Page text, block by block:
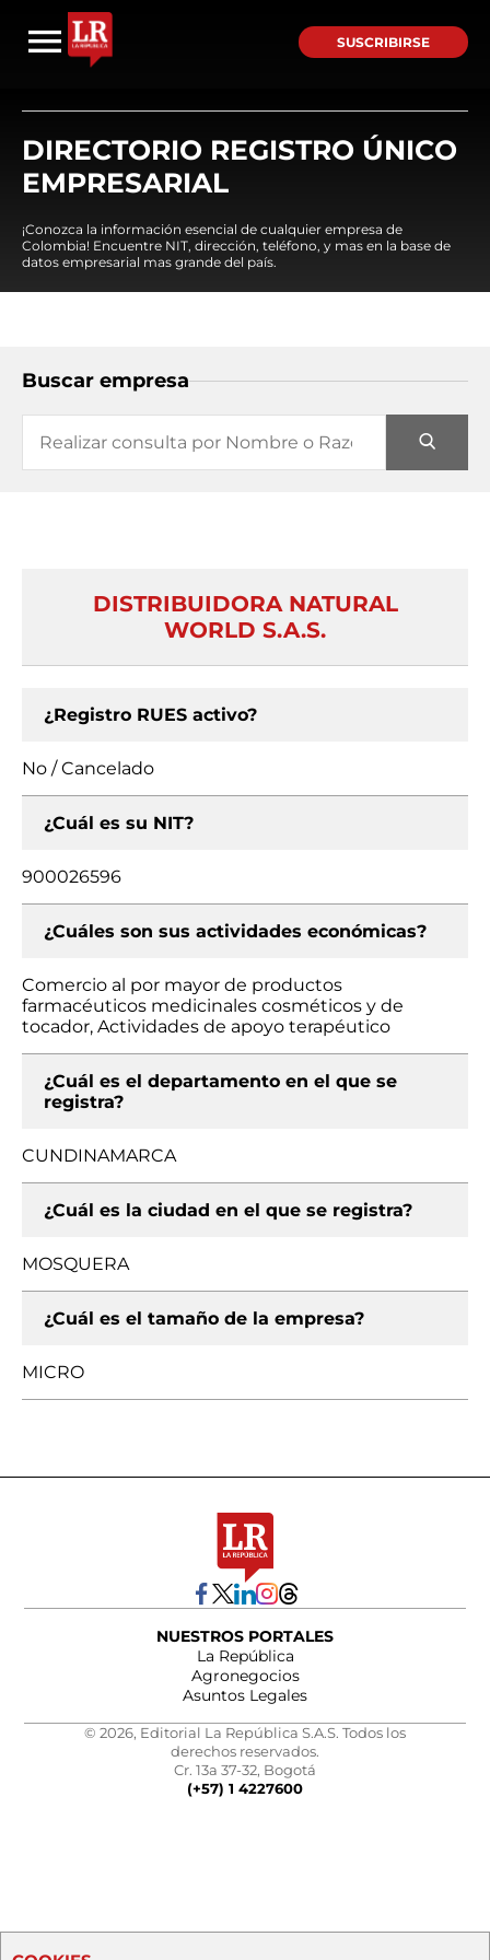
SUSCRIBIRSE
DIRECTORIO REGISTRO ÚNICO
EMPRESARIAL
¡Conozca la información esencial de cualquier empresa de
Colombia! Encuentre NIT, dirección, teléfono, y mas en la base de
datos empresarial mas grande del país.
Buscar empresa
DISTRIBUIDORA NATURAL
WORLD S.A.S.
¿Registro RUES activo?
No / Cancelado
¿Cuál es su NIT?
900026596
¿Cuáles son sus actividades económicas?
Comercio al por mayor de productos
farmacéuticos medicinales cosméticos y de
tocador, Actividades de apoyo terapéutico
¿Cuál es el departamento en el que se
registra?
CUNDINAMARCA
¿Cuál es la ciudad en el que se registra?
MOSQUERA
¿Cuál es el tamaño de la empresa?
MICRO
NUESTROS PORTALES
La República
Agronegocios
Asuntos Legales
© 2026, Editorial La República S.A.S. Todos los
derechos reservados.
Cr. 13a 37-32, Bogotá
(+57) 1 4227600